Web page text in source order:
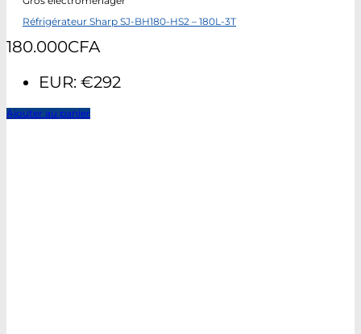
Réfrigérateur Sharp SJ-BH180-HS2 – 180L-3T
180.000CFA
EUR: €292
Ajouter au panier